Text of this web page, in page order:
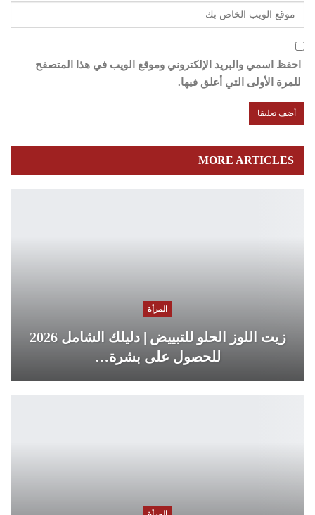
احفظ اسمي والبريد الإلكتروني وموقع الويب في هذا المتصفح
للمرة الأولى التي أعلق فيها.
MORE ARTICLES
المرأة
زيت اللوز الحلو للتبييض | دليلك الشامل 2026
للحصول على بشرة…